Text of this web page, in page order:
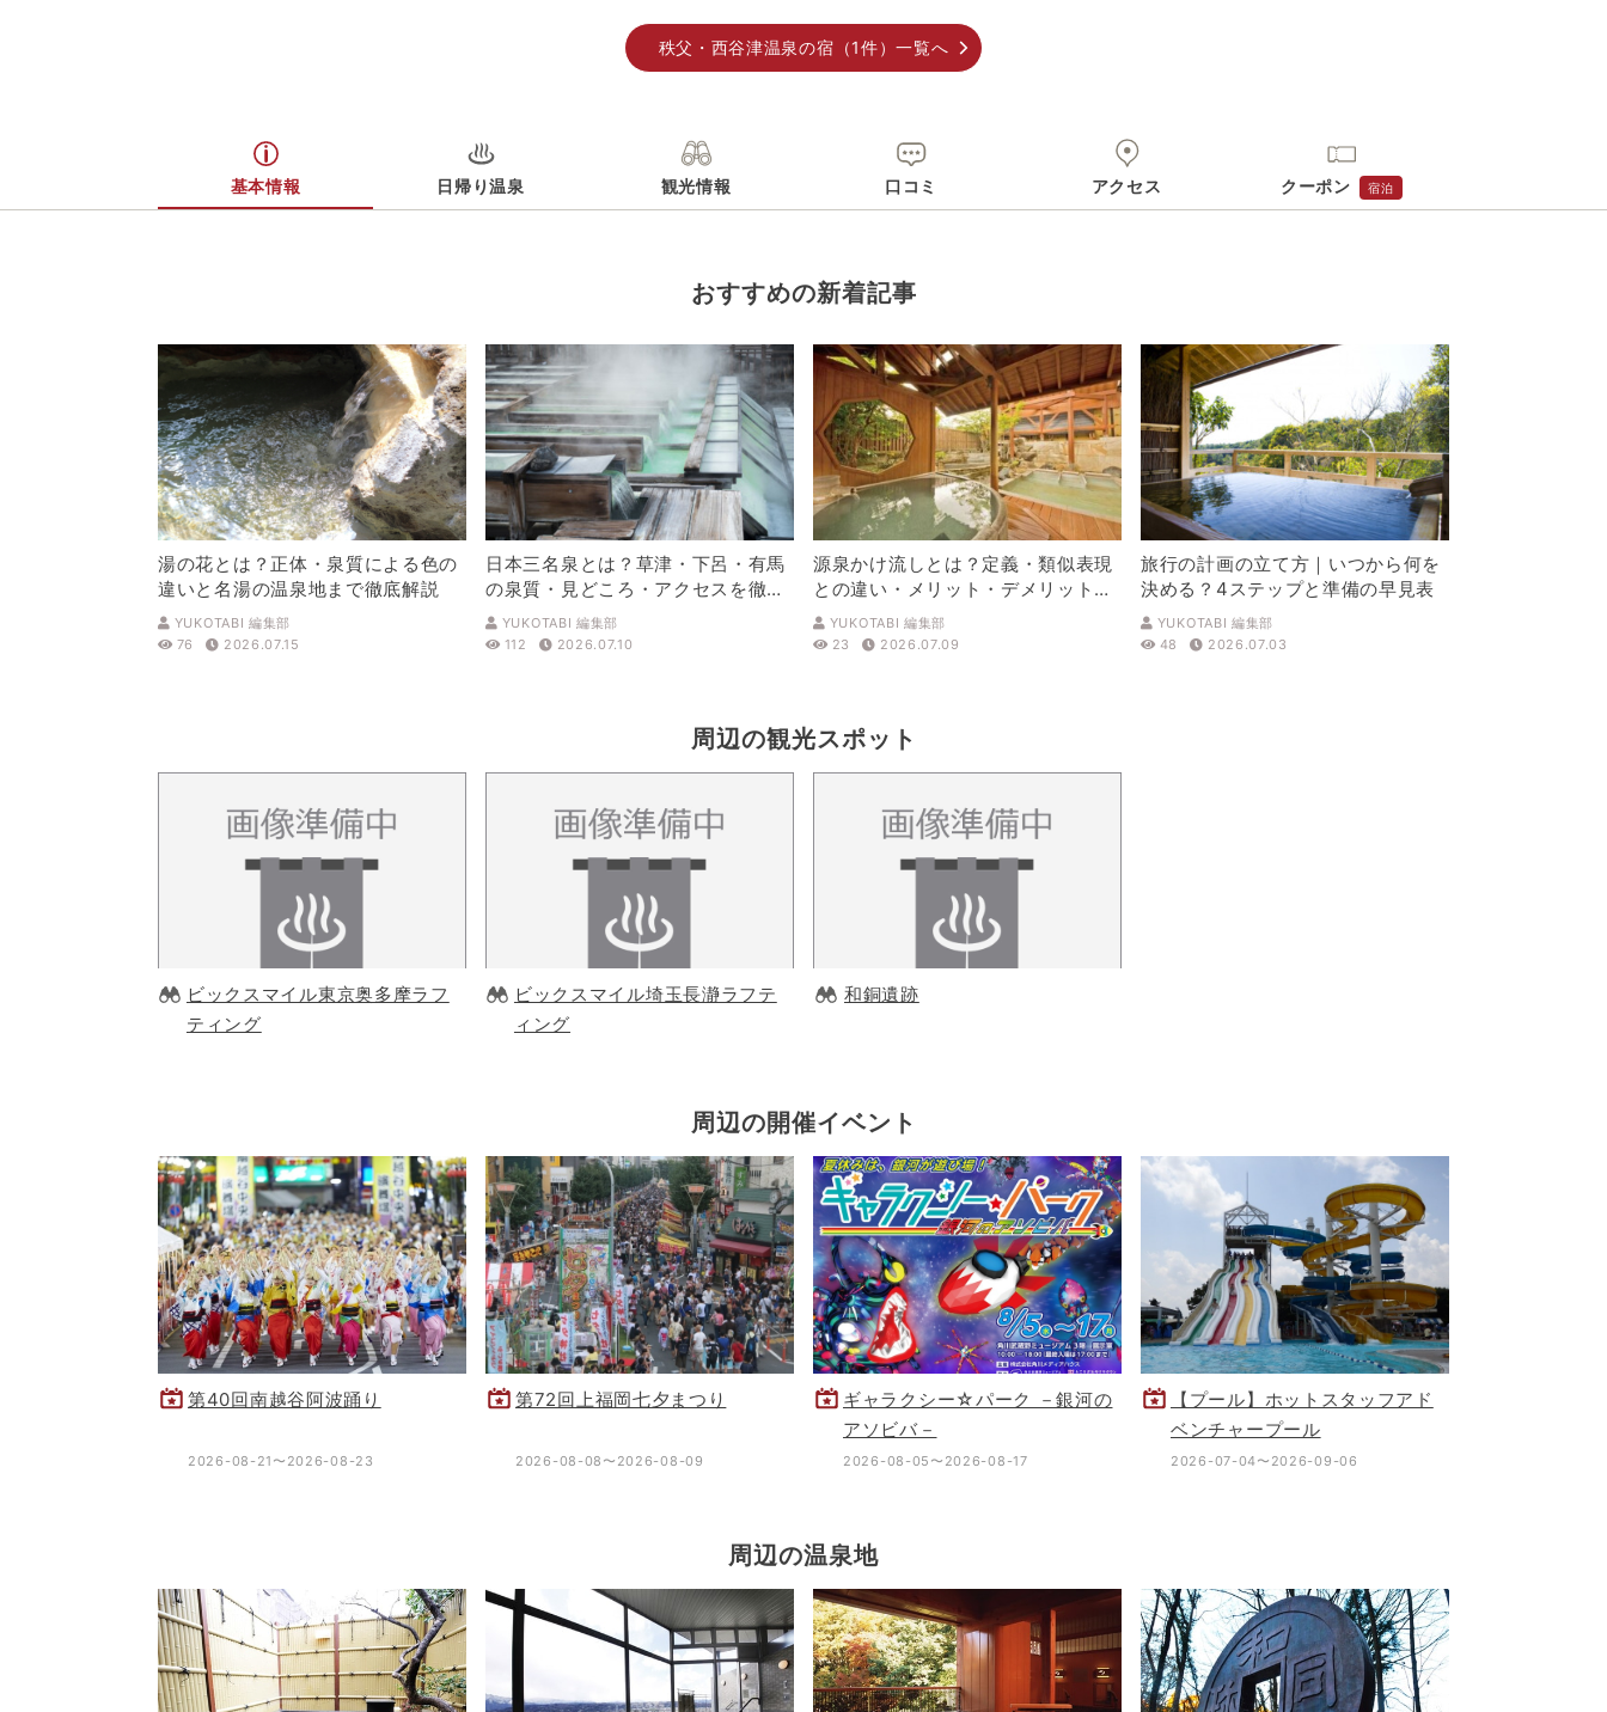
秩父・西谷津温泉の宿（1件）一覧へ
基本情報 日帰り温泉 観光情報 口コミ アクセス クーポン 宿泊
おすすめの新着記事
湯の花とは？正体・泉質による色の
違いと名湯の温泉地まで徹底解説
YUKOTABI 編集部
76
2026.07.15
日本三名泉とは？草津・下呂・有馬
の泉質・見どころ・アクセスを徹底
解説
YUKOTABI 編集部
112
2026.07.10
源泉かけ流しとは？定義・類似表現
との違い・メリット・デメリットを
解説
YUKOTABI 編集部
23
2026.07.09
旅行の計画の立て方｜いつから何を
決める？4ステップと準備の早見表
YUKOTABI 編集部
48
2026.07.03
周辺の観光スポット
ビックスマイル東京奥多摩ラフ
ティング
ビックスマイル埼玉長瀞ラフテ
ィング
和銅遺跡
周辺の開催イベント
第40回南越谷阿波踊り
2026-08-21〜2026-08-23
第72回上福岡七夕まつり
2026-08-08〜2026-08-09
ギャラクシー☆パーク －銀河の
アソビバ－
2026-08-05〜2026-08-17
【プール】ホットスタッフアド
ベンチャープール
2026-07-04〜2026-09-06
周辺の温泉地